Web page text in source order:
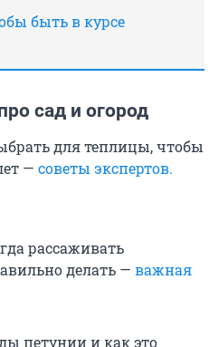
быть в курсе
сад и огород
для теплицы, чтобы
— советы экспертов.
рассаживать
делать — важная
петунии и как это